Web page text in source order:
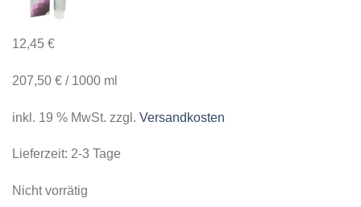
12,45 €
207,50 € / 1000 ml
inkl. 19 % MwSt. zzgl. Versandkosten
Lieferzeit: 2-3 Tage
Nicht vorrätig